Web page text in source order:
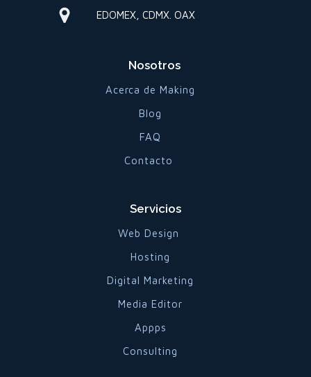
EDOMEX, CDMX. OAX
Nosotros
Acerca de Making
Blog
FAQ
Contacto
Servicios
Web Design
Hosting
Digital Marketing
Media Editor
Appps
Consulting